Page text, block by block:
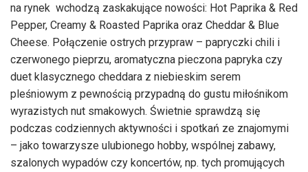
na rynek wchodzą zaskakujące nowości: Hot Paprika & Red
Pepper, Creamy & Roasted Paprika oraz Cheddar & Blue
Cheese. Połączenie ostrych przypraw – papryczki chili i
czerwonego pieprzu, aromatyczna pieczona papryka czy
duet klasycznego cheddara z niebieskim serem
pleśniowym z pewnością przypadną do gustu miłośnikom
wyrazistych nut smakowych. Świetnie sprawdzą się
podczas codziennych aktywności i spotkań ze znajomymi
– jako towarzysze ulubionego hobby, wspólnej zabawy,
szalonych wypadów czy koncertów, np. tych promujących